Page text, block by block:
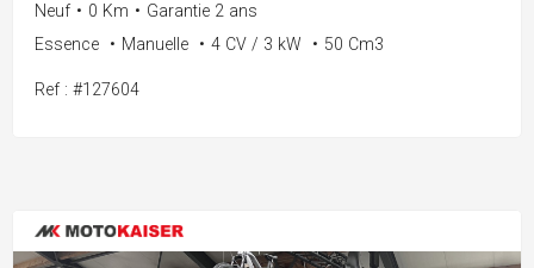
Neuf • 0 Km • Garantie 2 ans
Essence
• Manuelle • 4 CV / 3 kW • 50 Cm3
Ref : #127604